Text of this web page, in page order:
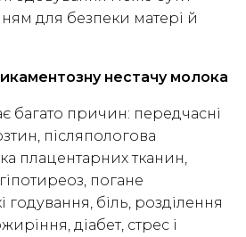
для безпеки матері й
нестачу молока
багато причин: передчасні
післяпологова
плацентарних тканин,
погане
годування, біль, розділення
діабет, стрес і